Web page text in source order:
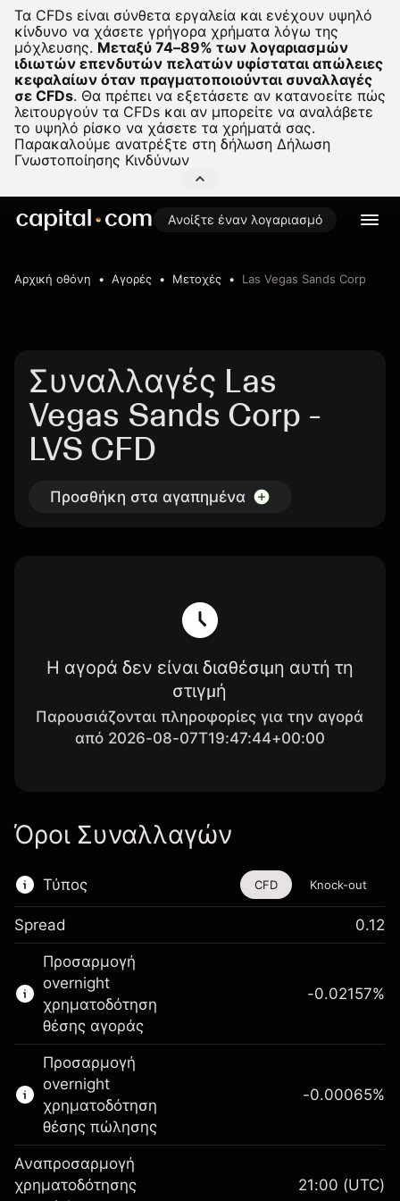
Τα CFDs είναι σύνθετα εργαλεία και ενέχουν υψηλό
κίνδυνο να χάσετε γρήγορα χρήματα λόγω της
μόχλευσης. Μεταξύ 74–89% των λογαριασμών
ιδιωτών επενδυτών πελατών υφίσταται απώλειες
κεφαλαίων όταν πραγματοποιούνται συναλλαγές
σε CFDs. Θα πρέπει να εξετάσετε αν κατανοείτε πώς
λειτουργούν τα CFDs και αν μπορείτε να αναλάβετε
το υψηλό ρίσκο να χάσετε τα χρήματά σας.
Παρακαλούμε ανατρέξτε στη δήλωση Δήλωση
Γνωστοποίησης Κινδύνων
Ανοίξτε έναν λογαριασμό
Αρχική οθόνη Αγορές Μετοχές Las Vegas Sands Corp
Συναλλαγές Las
Vegas Sands Corp -
LVS CFD
Προσθήκη στα αγαπημένα
Η αγορά δεν είναι διαθέσιμη αυτή τη
στιγμή
Παρουσιάζονται πληροφορίες για την αγορά
από 2026-08-07T19:47:44+00:00
Όροι Συναλλαγών
Τύπος
Αυτό το χρηματοοικονομικό εργαλείο είναι
διαθέσιμο για διαπραγμάτευση μέσω CFDs
και Knock-outs.
Μάθετε περισσότερα σχετικά με:
CFDs
Knock-outs
CFD Knock-out
Spread 0.12
Προσαρμογή
overnight
χρηματοδότηση
θέσης αγοράς
Περιθώριο. Η επένδυσή
$1,000.00
-0.02157%
Προσαρμογή
overnight
χρηματοδότηση
θέσης πώλησης
-0.00065%
Αναπροσαρμογή
χρηματοδότησης
21:00 (UTC)